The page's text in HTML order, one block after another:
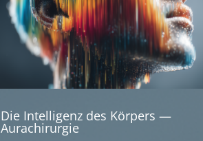
Die Intelligenz des Körpers —
Aurachirurgie